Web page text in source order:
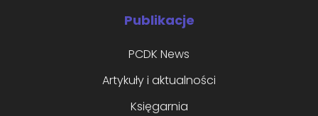
Publikacje
PCDK News
Artykuły i aktualności
Księgarnia